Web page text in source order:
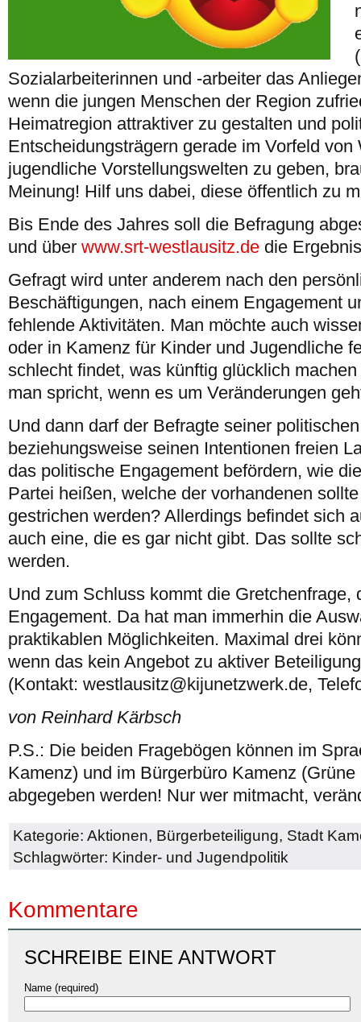
Sozialarbeiterinnen und -arbeiter das
wenn die jungen Menschen der Region
Heimatregion attraktiver zu gestalten und
Entscheidungsträgern gerade im Vorfeld
jugendliche Vorstellungswelten zu geben,
Meinung! Hilf uns dabei, diese öffentlich zu
Bis Ende des Jahres soll die Befragung
und über www.srt-westlausitz.de die
Gefragt wird unter anderem nach den
Beschäftigungen, nach einem Engagement
fehlende Aktivitäten. Man möchte auch
oder in Kamenz für Kinder und Jugendliche
schlecht findet, was künftig glücklich
man spricht, wenn es um Veränderungen
Und dann darf der Befragte seiner
beziehungsweise seinen Intentionen freien
das politische Engagement befördern, wie
Partei heißen, welche der vorhandenen
gestrichen werden? Allerdings befindet sich
auch eine, die es gar nicht gibt. Das sollte
werden.
Und zum Schluss kommt die Gretchenfrage,
Engagement. Da hat man immerhin die
praktikablen Möglichkeiten. Maximal drei
wenn das kein Angebot zu aktiver
(Kontakt: westlausitz@kijunetzwerk.de,
von Reinhard Kärbsch
P.S.: Die beiden Fragebögen können im
Kamenz) und im Bürgerbüro Kamenz
abgegeben werden! Nur wer mitmacht,
Kategorie: Aktionen, Bürgerbeteiligung, Stadt
Schlagwörter: Kinder- und Jugendpolitik
Kommentare
SCHREIBE EINE ANTWORT
Name (required)